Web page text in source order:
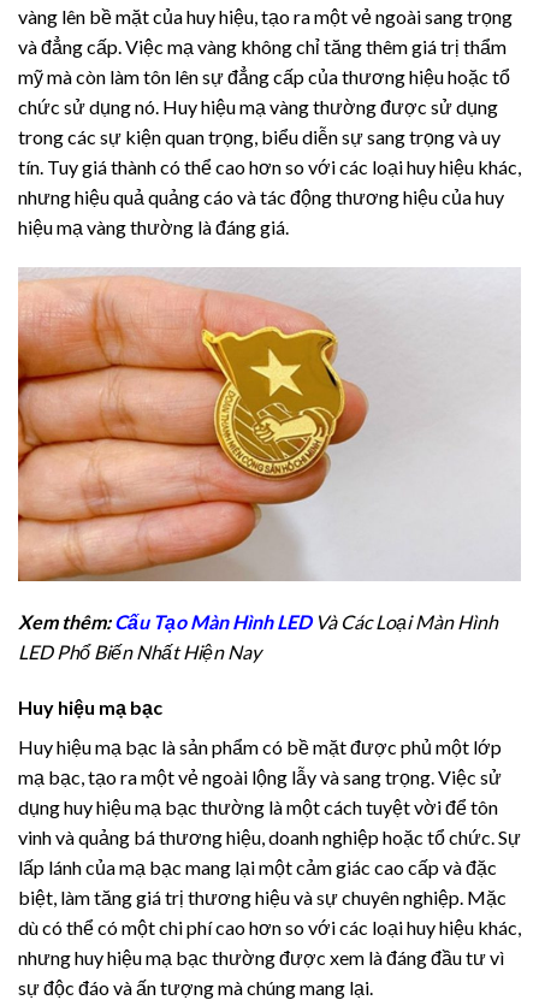
vàng lên bề mặt của huy hiệu, tạo ra một vẻ ngoài sang trọng
và đẳng cấp. Việc mạ vàng không chỉ tăng thêm giá trị thẩm
mỹ mà còn làm tôn lên sự đẳng cấp của thương hiệu hoặc tổ
chức sử dụng nó. Huy hiệu mạ vàng thường được sử dụng
trong các sự kiện quan trọng, biểu diễn sự sang trọng và uy
tín. Tuy giá thành có thể cao hơn so với các loại huy hiệu khác,
nhưng hiệu quả quảng cáo và tác động thương hiệu của huy
hiệu mạ vàng thường là đáng giá.
Xem thêm: Cấu Tạo Màn Hình LEDVà Các Loại Màn Hình
LED Phổ Biến Nhất Hiện Nay
Huy hiệu mạ bạc
Huy hiệu mạ bạc là sản phẩm có bề mặt được phủ một lớp
mạ bạc, tạo ra một vẻ ngoài lộng lẫy và sang trọng. Việc sử
dụng huy hiệu mạ bạc thường là một cách tuyệt vời để tôn
vinh và quảng bá thương hiệu, doanh nghiệp hoặc tổ chức. Sự
lấp lánh của mạ bạc mang lại một cảm giác cao cấp và đặc
biệt, làm tăng giá trị thương hiệu và sự chuyên nghiệp. Mặc
dù có thể có một chi phí cao hơn so với các loại huy hiệu khác,
nhưng huy hiệu mạ bạc thường được xem là đáng đầu tư vì
sự độc đáo và ấn tượng mà chúng mang lại.